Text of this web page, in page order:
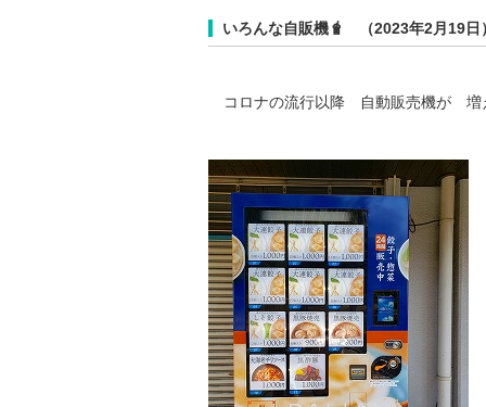
いろんな自販機🧋 （2023年2月19日
コロナの流行以降 自動販売機が 増